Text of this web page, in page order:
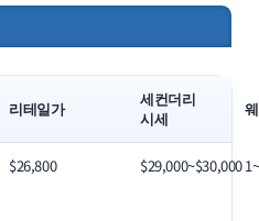
리테일가
세컨더리
시세
$26,800 $29,000~$30,000